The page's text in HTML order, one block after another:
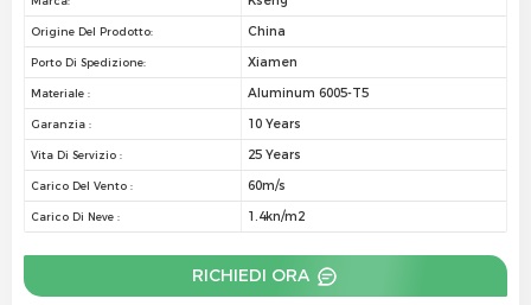
Origine Del Prodotto: China
Porto Di Spedizione: Xiamen
Materiale : Aluminum 6005-T5
Garanzia : 10 Years
Vita Di Servizio : 25 Years
Carico Del Vento : 60m/s
Carico Di Neve : 1.4kn/m2
RICHIEDI ORA